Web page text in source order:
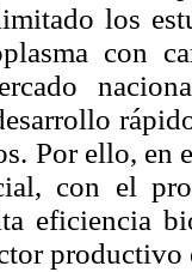
los
con
Por ello, en
con el
eficiencia
productivo